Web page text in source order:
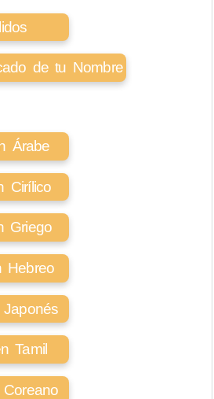
de tu Nombre
Árabe
Cirílico
Griego
Hebreo
Tamil